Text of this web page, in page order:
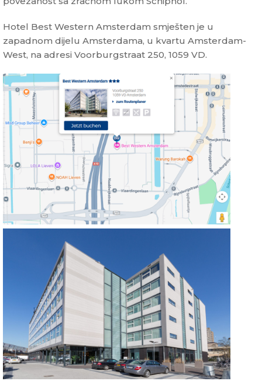
Hotel Best Western Amsterdam smješten je u
zapadnom dijelu Amsterdama, u kvartu Amsterdam-
West, na adresi Voorburgstraat 250, 1059 VD.